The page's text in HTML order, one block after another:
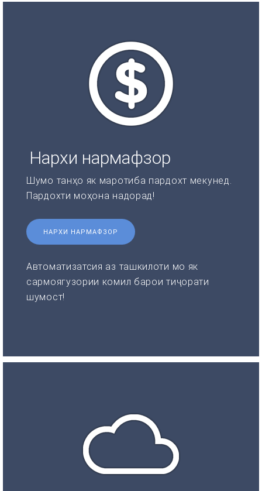
Нархи нармафзор
Шумо танҳо як маротиба пардохт мекунед.
Пардохти моҳона надорад!
НАРХИ НАРМАФЗОР
Автоматизатсия аз ташкилоти мо як
сармоягузории комил барои тиҷорати
шумост!